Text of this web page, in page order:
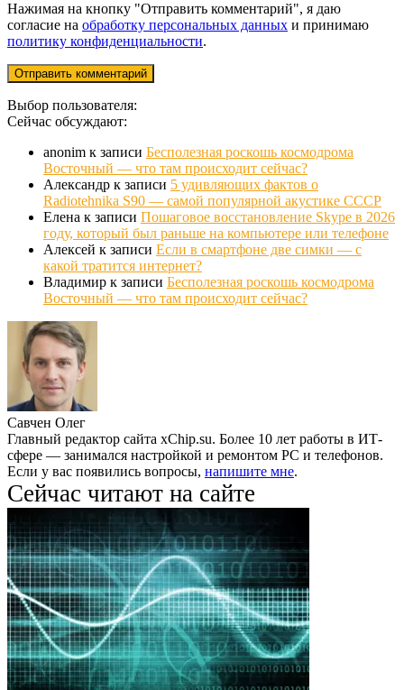
Нажимая на кнопку "Отправить комментарий", я даю
согласие на обработку персональных данных и принимаю
политику конфиденциальности.
Выбор пользователя:
Сейчас обсуждают:
anonim к записи Бесполезная роскошь космодрома
Восточный — что там происходит сейчас?
Александр к записи 5 удивляющих фактов о
Radiotehnika S90 — самой популярной акустике СССР
Елена к записи Пошаговое восстановление Skype в 2026
году, который был раньше на компьютере или телефоне
Алексей к записи Если в смартфоне две симки — с
какой тратится интернет?
Владимир к записи Бесполезная роскошь космодрома
Восточный — что там происходит сейчас?
Савчен Олег
Главный редактор сайта xChip.su. Более 10 лет работы в ИТ-
сфере — занимался настройкой и ремонтом PC и телефонов.
Если у вас появились вопросы, напишите мне.
Сейчас читают на сайте